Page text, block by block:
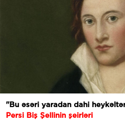
"Bu əsəri yaradan dahi
Persi Biş Şellinin şeirləri